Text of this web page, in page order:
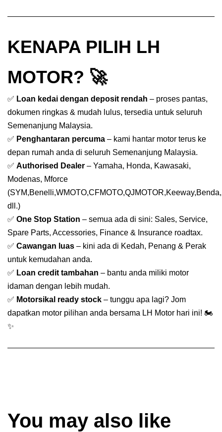
KENAPA PILIH LH
MOTOR? 🚀
✅ Loan kedai dengan deposit rendah – proses pantas,
dokumen ringkas & mudah lulus, tersedia untuk seluruh
Semenanjung Malaysia.
✅ Penghantaran percuma – kami hantar motor terus ke
depan rumah anda di seluruh Semenanjung Malaysia.
✅ Authorised Dealer – Yamaha, Honda, Kawasaki,
Modenas, Mforce
(SYM,Benelli,WMOTO,CFMOTO,QJMOTOR,Keeway,Benda,
dll.)
✅ One Stop Station – semua ada di sini: Sales, Service,
Spare Parts, Accessories, Finance & Insurance roadtax.
✅ Cawangan luas – kini ada di Kedah, Penang & Perak
untuk kemudahan anda.
✅ Loan credit tambahan – bantu anda miliki motor
idaman dengan lebih mudah.
✅ Motorsikal ready stock – tunggu apa lagi? Jom
dapatkan motor pilihan anda bersama LH Motor hari ini! 🏍️
✨
You may also like